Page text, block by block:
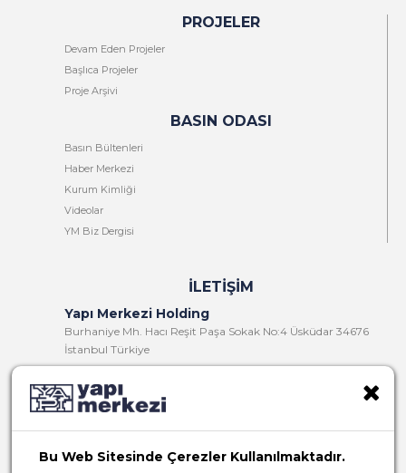
Bu Web Sitesinde Çerezler Kullanılmaktadır.
PROJELER
Devam Eden Projeler
Başlıca Projeler
Proje Arşivi
BASIN ODASI
Basın Bültenleri
Haber Merkezi
Kurum Kimliği
Videolar
YM Biz Dergisi
İLETIŞIM
Yapı Merkezi Holding
Burhaniye Mh. Hacı Reşit Paşa Sokak No:4 Üsküdar 34676
İstanbul Türkiye
T: +90 216 321 90 00
F: +90 216 321 90 13
İK: insan.kaynaklari@ym.com.tr